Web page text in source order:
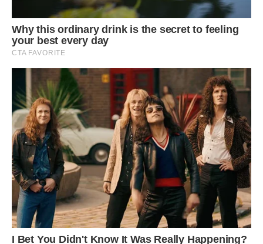
Усі імена на прохання автора змінені. Фото ілюстративне.